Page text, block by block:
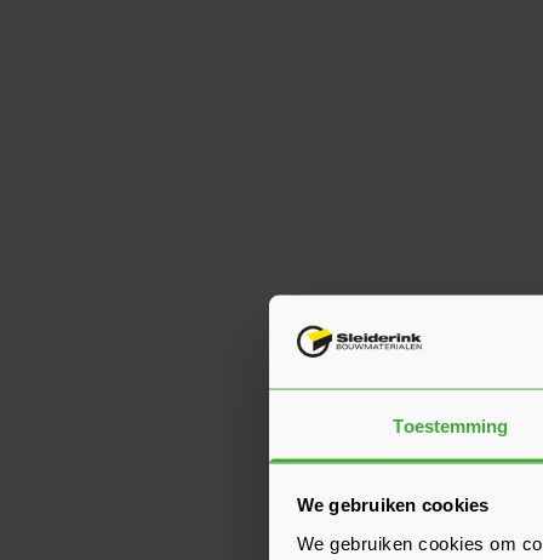
Toestemming
We gebruiken cookies
We gebruiken cookies om